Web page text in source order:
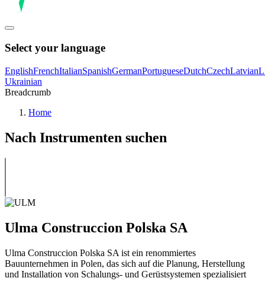
Select your language
EnglishFrenchItalianSpanishGermanPortugueseDutchCzechLatvian
Ukrainian
Breadcrumb
Home
Nach Instrumenten suchen
Ulma Construccion Polska SA
Ulma Construccion Polska SA ist ein renommiertes
Bauunternehmen in Polen, das sich auf die Planung, Herstellung
und Installation von Schalungs- und Gerüstsystemen spezialisiert